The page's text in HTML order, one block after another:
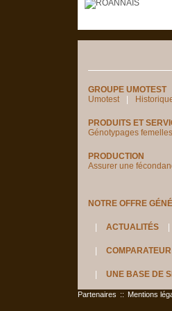
GROUPE UMOTEST
Umotest
PRODUITS ET
Génotypages femelles
PRODUCTION
Assurer une
NOTRE OFFRE
ACTUALITÉS
COMPARATEUR
UNE BASE DE
Partenaires :: Mentions